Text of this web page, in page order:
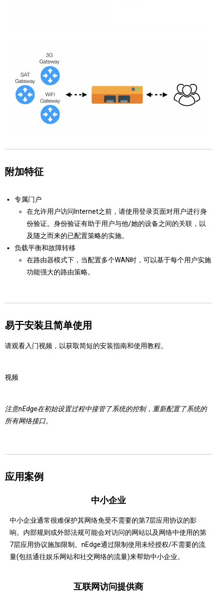
附加特征
专属门户
在允许用户访问Internet之前，请使用登录页面对用户进行身
份验证。身份验证有助于用户与他/她的设备之间的关联，以
及随之而来的已配置策略的实施。
负载平衡和故障转移
在路由器模式下，当配置多个WAN时，可以基于每个用户实施
功能强大的路由策略。
易于安装且简单使用
请观看入门视频，以获取简短的安装指南和使用教程。
视频
注意nEdge在初始设置过程中接管了系统的控制，重新配置了系统的
所有网络接口。
应用案例
中小企业
中小企业通常很难保护其网络免受不需要的第7层应用协议的影
响。 内部规则或外部法规可能会对访问的网站以及网络中使用的第
7层应用协议施加限制。 nEdge通过限制使用未经授权/不需要的流
量(包括通往娱乐网站和社交网络的流量)来帮助中小企业。
互联网访问提供商